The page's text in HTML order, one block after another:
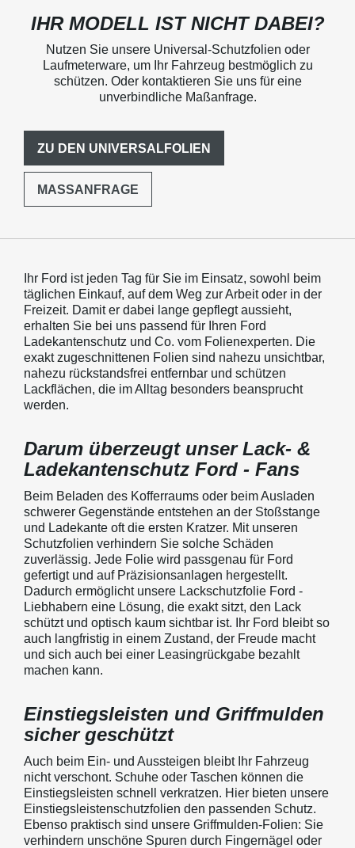
IHR MODELL IST NICHT DABEI?
Nutzen Sie unsere Universal-Schutzfolien oder
Laufmeterware, um Ihr Fahrzeug bestmöglich zu
schützen. Oder kontaktieren Sie uns für eine
unverbindliche Maßanfrage.
ZU DEN UNIVERSALFOLIEN
MASSANFRAGE
Ihr Ford ist jeden Tag für Sie im Einsatz, sowohl beim
täglichen Einkauf, auf dem Weg zur Arbeit oder in der
Freizeit. Damit er dabei lange gepflegt aussieht,
erhalten Sie bei uns passend für Ihren Ford
Ladekantenschutz und Co. vom Folienexperten. Die
exakt zugeschnittenen Folien sind nahezu unsichtbar,
nahezu rückstandsfrei entfernbar und schützen
Lackflächen, die im Alltag besonders beansprucht
werden.
Darum überzeugt unser Lack- &
Ladekantenschutz Ford - Fans
Beim Beladen des Kofferraums oder beim Ausladen
schwerer Gegenstände entstehen an der Stoßstange
und Ladekante oft die ersten Kratzer. Mit unseren
Schutzfolien verhindern Sie solche Schäden
zuverlässig. Jede Folie wird passgenau für Ford
gefertigt und auf Präzisionsanlagen hergestellt.
Dadurch ermöglicht unsere Lackschutzfolie Ford -
Liebhabern eine Lösung, die exakt sitzt, den Lack
schützt und optisch kaum sichtbar ist. Ihr Ford bleibt so
auch langfristig in einem Zustand, der Freude macht
und sich auch bei einer Leasingrückgabe bezahlt
machen kann.
Einstiegsleisten und Griffmulden
sicher geschützt
Auch beim Ein- und Aussteigen bleibt Ihr Fahrzeug
nicht verschont. Schuhe oder Taschen können die
Einstiegsleisten schnell verkratzen. Hier bieten unsere
Einstiegsleistenschutzfolien den passenden Schutz.
Ebenso praktisch sind unsere Griffmulden-Folien: Sie
verhindern unschöne Spuren durch Fingernägel oder